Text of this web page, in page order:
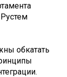
обкатать